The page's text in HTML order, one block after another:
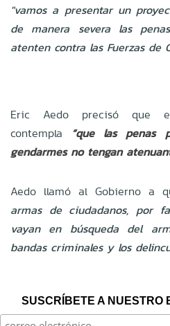
"vamos a presentar un
de manera severa las
atenten contra las Fuerzas de
Eric Aedo precisó que
contempla “que las penas
gendarmes no tengan
Aedo llamó al Gobierno a
armas de ciudadanos, por
vayan en búsqueda del
bandas criminales y los
SUSCRÍBETE A NUESTRO